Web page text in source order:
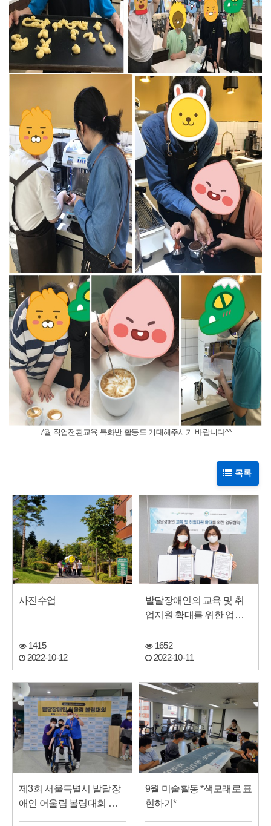
7월 직업전환교육 특화반 활동도 기대해주시기 바랍니다^^
목록
사진수업
1415
2022-10-12
발달장애인의 교육 및 취
업지원 확대를 위한 업무
1652
2022-10-11
제3회 서울특별시 발달장
애인 어울림 볼링대회 참
9월 미술활동 *색모래로 표
현하기*